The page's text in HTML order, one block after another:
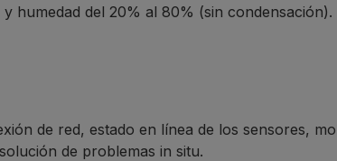
humedad del 20% al 80% (sin
de red, estado en línea de los sensores,
de problemas in situ.